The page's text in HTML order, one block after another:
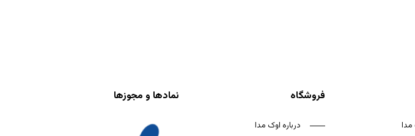
مدا
فروشگاه
درباره اوک مدا
نمادها و مجوزها